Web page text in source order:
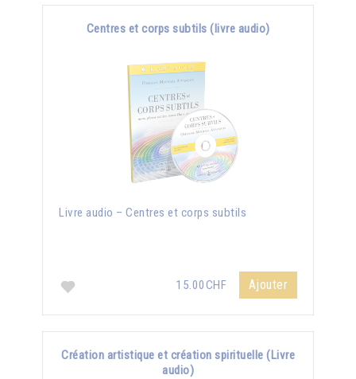
Centres et corps subtils (livre audio)
Livre audio – Centres et corps subtils
15.00CHF Ajouter
Création artistique et création spirituelle (Livre
audio)